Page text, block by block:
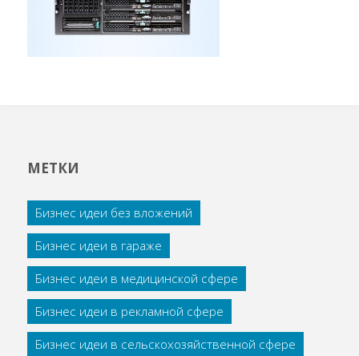
МЕТКИ
Бизнес идеи без вложений
Бизнес идеи в гараже
Бизнес идеи в медицинской сфере
Бизнес идеи в рекламной сфере
Бизнес идеи в сельскохозяйственной сфере